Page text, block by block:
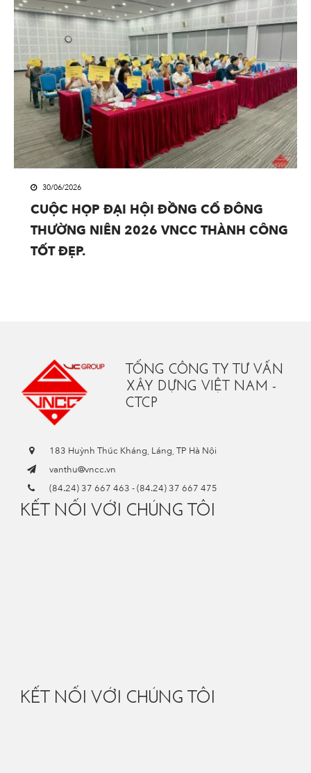
30/06/2026
CUỘC HỌP ĐẠI HỘI ĐỒNG CỔ ĐÔNG
THƯỜNG NIÊN 2026 VNCC THÀNH CÔNG
TỐT ĐẸP.
TỔNG CÔNG TY TƯ VẤN
XÂY DỰNG VIỆT NAM -
CTCP
183 Huỳnh Thúc Kháng, Láng, TP Hà Nội
vanthu@vncc.vn
(84.24) 37 667 463 -(84.24) 37 667 475
KẾT NỐI VỚI CHÚNG TÔI
KẾT NỐI VỚI CHÚNG TÔI